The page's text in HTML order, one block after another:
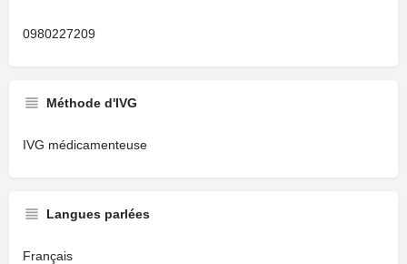
0980227209
Méthode d'IVG
IVG médicamenteuse
Langues parlées
Français